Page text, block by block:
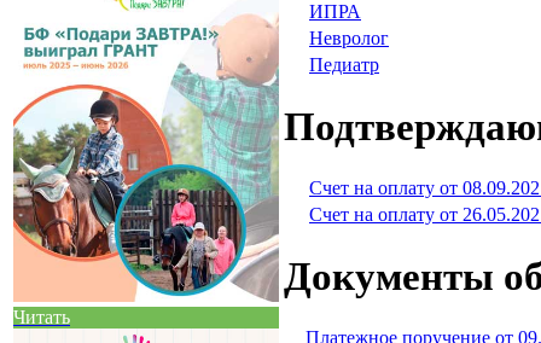
Читать
ИПРА
Невролог
Педиатр
Счет на оплату от
Счет на оплату от
Документы
Платежное поручение от